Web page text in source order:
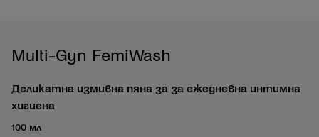
Multi-Gyn FemiWash
Деликатна измивна пяна за за ежедневна интимна
хигиена
100 мл